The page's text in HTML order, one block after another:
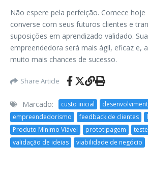
Não espere pela perfeição. Comece hoje
converse com seus futuros clientes e
suposições em aprendizado validado.
empreendedora será mais ágil, eficaz e,
muito mais chances de sucesso.
Share Article
Marcado: custo inicial
empreendedorismo
feedback de clientes
Produto Mínimo Viável
prototipagem
validação de ideias
viabilidade de negócio